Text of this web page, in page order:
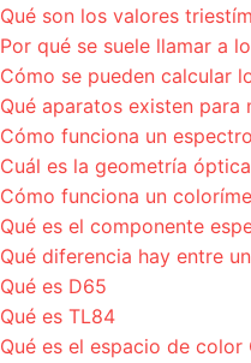
Qué son los valores
Por qué se suele llamar a
Cómo se pueden calcular
Qué aparatos existen para
Cómo funciona un
Cuál es la geometría
Cómo funciona un
Qué es el componente
Qué diferencia hay entre
Qué es D65
Qué es TL84
Qué es el espacio de color